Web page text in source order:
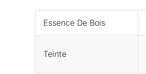
Essence De Bois
Teinte